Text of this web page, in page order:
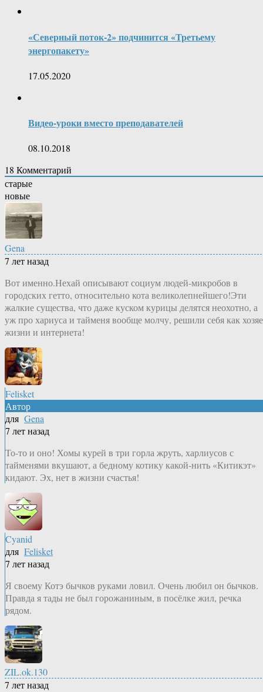
«Северный поток-2» подчинится «Третьему
энергопакету»
17.05.2020
Видео-уроки вместо преподавателей
08.10.2018
18 Комментарий
старые
новые
Gena
7 лет назад
Вот именно.Нехай описывают социум людей-микробов в
городских гетто, относительно кота великолепнейшего!Эти
жалкие существа, что даже куском курицы делятся неохотно, а
уж про хариуса и тайменя вообще молчу, решили себя как
жизни и интернета!
Felisket
Автор
для Gena
7 лет назад
То-то и оно! Хомы курей в три горла жруть, харлиусов с
тайменями вкушают, а бедному котику какой-нить «Китикэт»
кидают. Эх, нет в жизни счастья!
Cyanid
для Felisket
7 лет назад
Я своему Котэ бычков руками ловил. Очень любил он бычков.
Правда я тады не был горожаниным, в посёлке жил, речка
рядом.
ZIL.ok.130
7 лет назад